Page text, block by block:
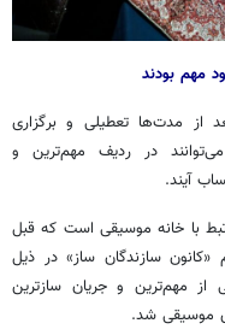
از مدت‌ها تعطیلی و برگزاری
در ردیف مهم‌ترین و
آیند.
با خانه موسیقی است که قبل
سازندگان ساز» در ذیل
از مهم‌ترین و جریان سازترین
موسیقی شد.